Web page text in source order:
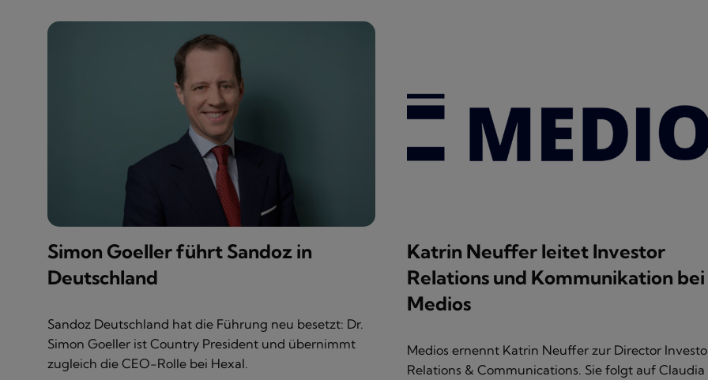
Simon Goeller führt Sandoz in
Deutschland
Sandoz Deutschland hat die Führung neu besetzt: Dr.
Simon Goeller ist Country President und übernimmt
zugleich die CEO-Rolle bei Hexal.
Katrin Neuffer leitet Investor
Relations und Kommunikation bei
Medios
Medios ernennt Katrin Neuffer zur Director
Relations & Communications. Sie folgt auf Claudia